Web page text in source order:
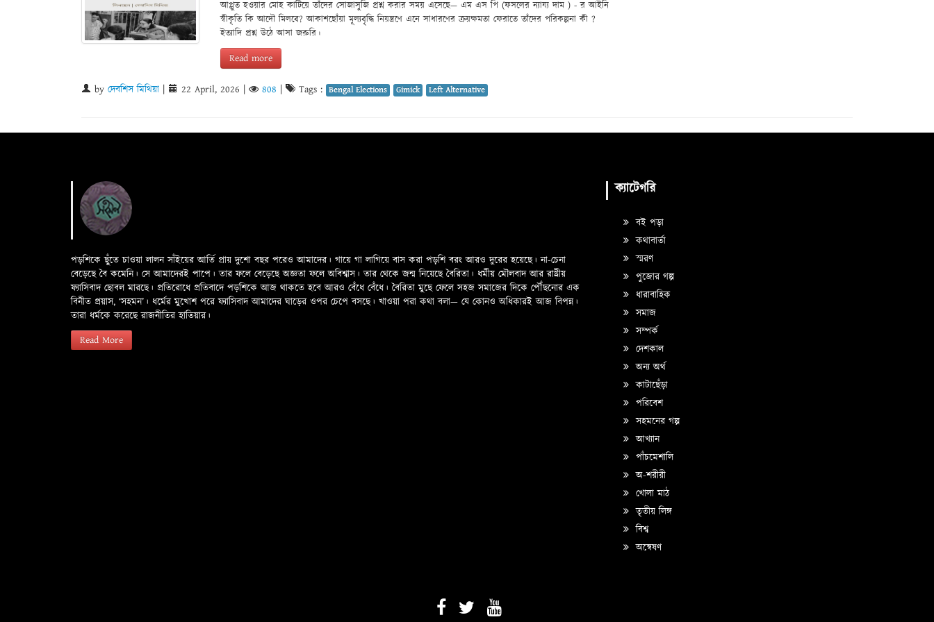
আপ্লুত হওয়ার মোহ কাটিয়ে তাঁদের সোজাসুজি প্রশ্ন করার সময় এসেছে— এম এস পি (ফসলের ন্যায্য দাম ) - র আইনি
স্বীকৃতি কি আদৌ মিলবে? আকাশছোঁয়া মূল্যবৃদ্ধি নিয়ন্ত্রণে এনে সাধারণের ক্রয়ক্ষমতা ফেরাতে তাঁদের পরিকল্পনা কী ?
ইত্যাদি প্রশ্ন উঠে আসা জরুরি।
Read more
by দেবশিস মিথিয়া 22 April, 2026 808 Tags : Bengal Elections Gimick Left Alternative
পড়শিকে ছুঁতে চাওয়া লালন সাঁইয়ের আর্তি প্রায় দুশো বছর পরেও আমাদের। গায়ে গা লাগিয়ে বাস করা পড়শি বরং আরও দুরের হয়েছে। না-চেনা
বেড়েছে বৈ কমেনি। সে আমাদেরই পাপে। তার ফলে বেড়েছে অজ্ঞতা ফলে অবিশ্বাস। তার থেকে জন্ম নিয়েছে বৈরিতা। ধর্মীয় মৌলবাদ আর রাষ্ট্রীয়
ফ্যাসিবাদ ছোবল মারছে। প্রতিরোধে প্রতিবাদে পড়শিকে আজ থাকতে হবে আরও বেঁধে বেঁধে। বৈরিতা মুছে ফেলে সহজ সমাজের দিকে পৌঁছনোর এক
বিনীত প্রয়াস, ‘সহমন’। ধর্মের মুখোশ পরে ফ্যাসিবাদ আমাদের ঘাড়ের ওপর চেপে বসছে। খাওয়া পরা কথা বলা—­­ যে কোনও অধিকারই আজ বিপন্ন।
তারা ধর্মকে করেছে রাজনীতির হাতিয়ার।
Read More
ক্যাটেগরি
বই পড়া
কথাবার্তা
স্মরণ
পুজোর গল্প
ধারাবাহিক
সমাজ
সম্পর্ক
দেশকাল
অন্য অর্থ
কাটাছেঁড়া
পরিবেশ
সহমনের গল্প
আখ্যান
পাঁচমেশালি
অ-শরীরী
খোলা মাঠ
তৃতীয় লিঙ্গ
বিশ্ব
অন্বেষণ